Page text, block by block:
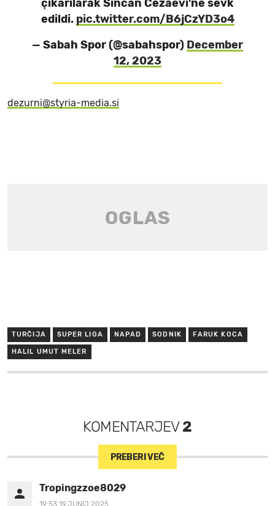
çıkarılarak Sincan Cezaevi'ne sevk
edildi. pic.twitter.com/B6jCzYD3o4
— Sabah Spor (@sabahspor) December
12, 2023
dezurni@styria-media.si
TURČIJA SUPER LIGA NAPAD SODNIK FARUK KOCA
HALIL UMUT MELER
KOMENTARJEV2
PREBERI VEČ
Tropingzzoe8029
19:53 19.JUNIJ 2025.